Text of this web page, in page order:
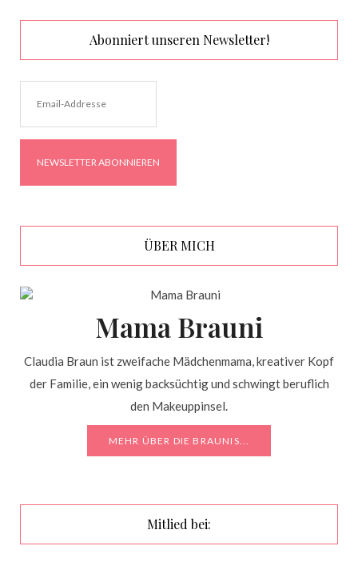
Abonniert unseren Newsletter!
ÜBER MICH
Mama Brauni
Claudia Braun ist zweifache Mädchenmama, kreativer Kopf
der Familie, ein wenig backsüchtig und schwingt beruflich
den Makeuppinsel.
MEHR ÜBER DIE BRAUNIS...
Mitlied bei: